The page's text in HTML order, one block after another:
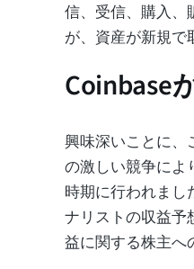
信、受信、購入、
が、資産が新規で
Coinbase
興味深いことに、
の激しい競争によ
時期に行われまし
ナリストの収益予
益に関する株主へ